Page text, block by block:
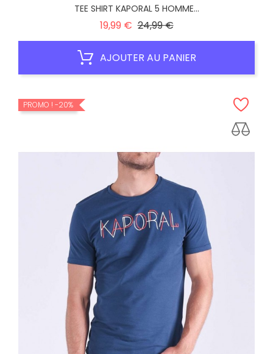
TEE SHIRT KAPORAL 5 HOMME...
19,99 € Prix
24,99 €Prix
AJOUTER AU PANIER
PROMO ! -20%